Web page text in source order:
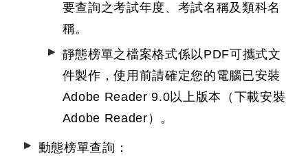
要查詢之考試年度、考試名稱及類科名
稱。
靜態榜單之檔案格式係以PDF可攜式文
件製作，使用前請確定您的電腦已安裝
Adobe Reader 9.0以上版本（下載安裝
Adobe Reader ）。
動態榜單查詢：